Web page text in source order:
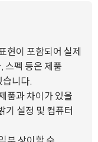
현이 포함되어 실제
스펙 등은 제품
습니다.
품과 차이가 있을
기 설정 및 컴퓨터